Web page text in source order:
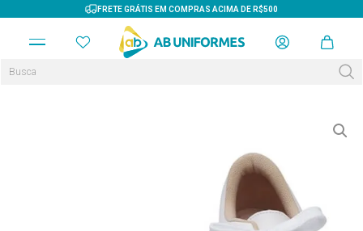
FRETE GRÁTIS EM COMPRAS ACIMA DE R$500